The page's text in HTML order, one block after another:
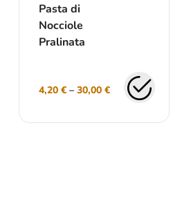
Pasta di
Nocciole
Pralinata
4,20 € – 30,00 €